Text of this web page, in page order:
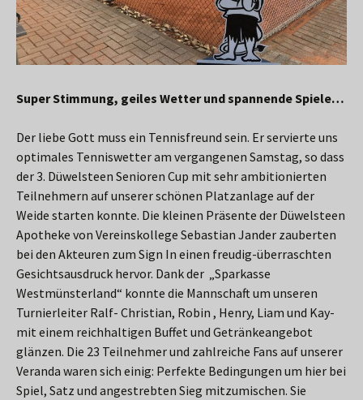
Super Stimmung, geiles Wetter und spannende Spiele…
Der liebe Gott muss ein Tennisfreund sein. Er servierte uns
optimales Tenniswetter am vergangenen Samstag, so dass
der 3. Düwelsteen Senioren Cup mit sehr ambitionierten
Teilnehmern auf unserer schönen Platzanlage auf der
Weide starten konnte. Die kleinen Präsente der Düwelsteen
Apotheke von Vereinskollege Sebastian Jander zauberten
bei den Akteuren zum Sign In einen freudig-überraschten
Gesichtsausdruck hervor. Dank der „Sparkasse
Westmünsterland“ konnte die Mannschaft um unseren
Turnierleiter Ralf- Christian, Robin , Henry, Liam und Kay-
mit einem reichhaltigen Buffet und Getränkeangebot
glänzen. Die 23 Teilnehmer und zahlreiche Fans auf unserer
Veranda waren sich einig: Perfekte Bedingungen um hier bei
Spiel, Satz und angestrebten Sieg mitzumischen. Sie